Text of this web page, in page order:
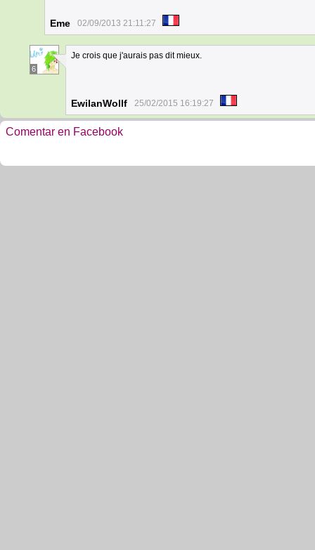
Eme 02/09/2013 21:11:27
6
Je crois que j'aurais pas dit mieux.
EwilanWollf 25/02/2015 16:19:27
Comentar en Facebook